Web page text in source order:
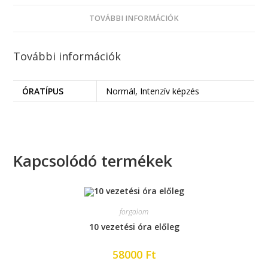
TOVÁBBI INFORMÁCIÓK
További információk
ÓRATÍPUS Normál, Intenzív képzés
Kapcsolódó termékek
forgalom
10 vezetési óra előleg
58000 Ft